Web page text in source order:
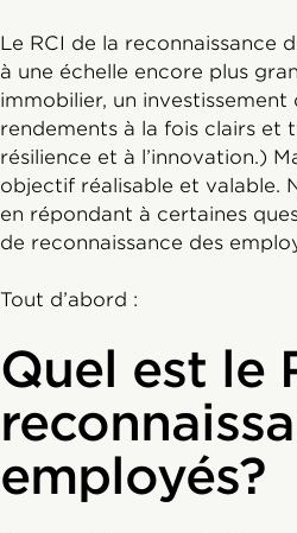
Le RCI de la reconnaissance
à une échelle encore plus
immobilier, un
rendements à la fois clairs et
résilience et à l’innovation.)
objectif réalisable et valable.
en répondant à certaines
de reconnaissance des
Tout d’abord :
Quel est le
employés?